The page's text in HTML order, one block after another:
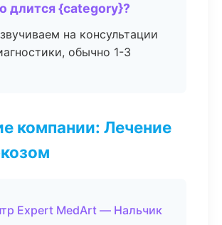
длится {category}?
на консультации
обычно 1-3
компании: Лечение
Expert MedArt — Нальчик